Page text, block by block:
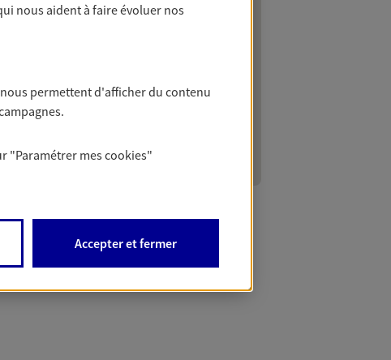
nous aident à faire évoluer nos
permettent d'afficher du contenu
"Paramétrer mescookies"
Accepter et fermer